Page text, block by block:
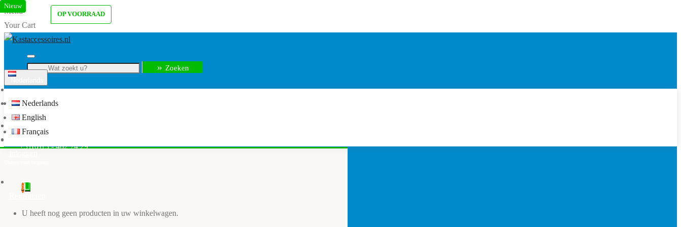
Menu
Your Cart
Zoeken
Nederlands
English
Français
info@kastaccessoires.nl
+31(0)13 - 462 74 29
0
U heeft nog geen producten in uw winkelwagen.
Menu
Registreren
OP VOORRAAD
Nieuw